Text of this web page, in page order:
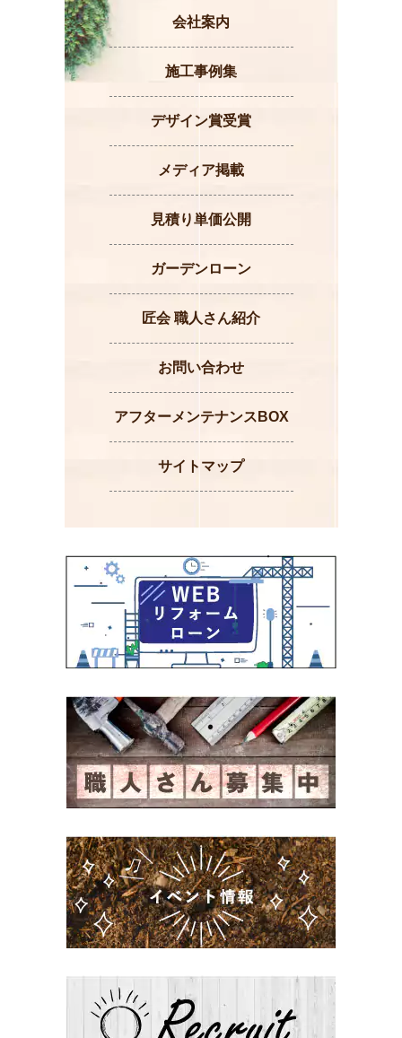
会社案内
施工事例集
デザイン賞受賞
メディア掲載
見積り単価公開
ガーデンローン
匠会 職人さん紹介
お問い合わせ
アフターメンテナンスBOX
サイトマップ